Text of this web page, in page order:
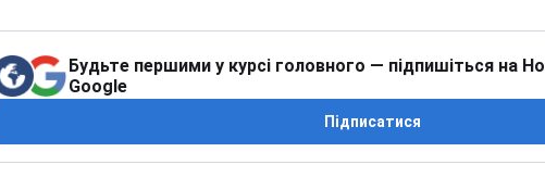
Будьте першими у курсі головного — підпишіться на
Google
Підписатися